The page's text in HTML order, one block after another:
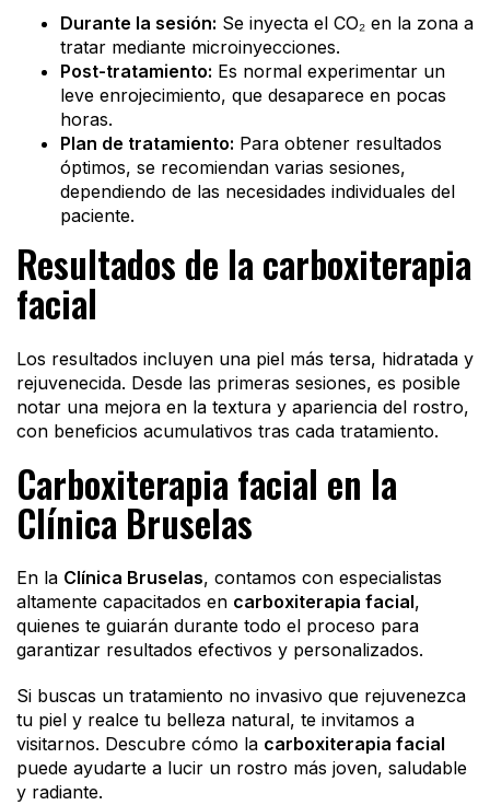
Durante la sesión: Se inyecta el CO₂ en la zona a
tratar mediante microinyecciones.
Post-tratamiento: Es normal experimentar un
leve enrojecimiento, que desaparece en pocas
horas.
Plan de tratamiento: Para obtener resultados
óptimos, se recomiendan varias sesiones,
dependiendo de las necesidades individuales del
paciente.
Resultados de la carboxiterapia
facial
Los resultados incluyen una piel más tersa, hidratada y
rejuvenecida. Desde las primeras sesiones, es posible
notar una mejora en la textura y apariencia del rostro,
con beneficios acumulativos tras cada tratamiento.
Carboxiterapia facial en la
Clínica Bruselas
En la Clínica Bruselas, contamos con especialistas
altamente capacitados en carboxiterapia facial,
quienes te guiarán durante todo el proceso para
garantizar resultados efectivos y personalizados.
Si buscas un tratamiento no invasivo que rejuvenezca
tu piel y realce tu belleza natural, te invitamos a
visitarnos. Descubre cómo la carboxiterapia facial
puede ayudarte a lucir un rostro más joven, saludable
y radiante.